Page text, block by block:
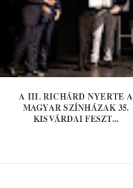
A III. RICHÁRD NYERTE A
MAGYAR SZÍNHÁZAK 35.
KISVÁRDAI FESZT...